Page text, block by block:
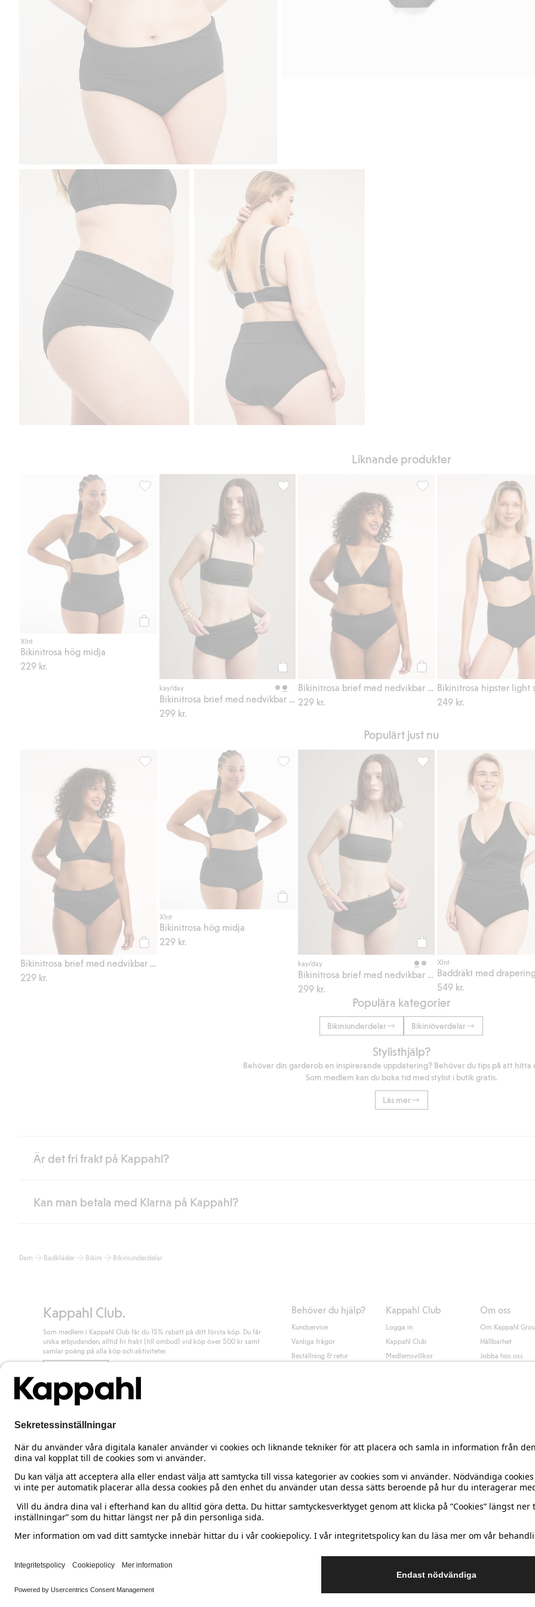
Liknande produkter
Xlnt
Bikinitrosa hög midja
229 kr.
Bikinitrosa hög midja, Lägg till i favoriter
Köp
kay/day
Bikinitrosa brief med nedvikbar midja
299 kr.
Bikinitrosa brief med nedvikbar midja, Lägg till i favoriter
Bikinitrosa brief med nedvikbar midja
229 kr.
Bikinitrosa brief med
Bikinitrosa hipster light
249 kr.
Populärt just nu
Bikinitrosa brief med nedvikbar midja
229 kr.
Bikinitrosa brief med nedvikbar midja, Lägg till i favoriter
Xlnt
Bikinitrosa hög midja
229 kr.
Bikinitrosa hög midja, Lägg till i favoriter
Köp
kay/day
Bikinitrosa brief med nedvikbar midja
299 kr.
Bikinitrosa brief med
Xlnt
Baddräkt med drapering
549 kr.
Populära kategorier
Bikiniunderdelar Bikiniöverdelar
Stylisthjälp?
Behöver din garderob en inspirerande uppdatering? Behöver du tips på att hitta
Som medlem kan du boka tid med stylist i butik gratis.
Läs mer
Är det fri frakt på Kappahl?
Är du medlem i Kappahl Club har du alltid gratis frakt till butik eller om du handlar för över 500kr med leverans till ombud eller paketbox
Läs mer
Kan man betala med Klarna på Kappahl?
klicka på "Slutför köp" godkänner du Kappahls allmänna villkor.
Dam Badkläder Bikini Bikiniunderdelar
Kappahl Club.
Som medlem i Kappahl Club får du 15% rabatt på ditt första köp. Du får
unika erbjudanden, alltid fri frakt (till ombud) vid köp över 500 kr samt
samlar poäng på alla köp och aktiviteter.
Behöver du hjälp?
Kundservice
Vanliga frågor
Beställning & retur
Kappahl Club
Logga in
Kappahl Club
Medlemsvillkor
Om oss
Om Kappahl
Hållbarhet
Jobba hos oss
Sweden Ändra land
Cookies